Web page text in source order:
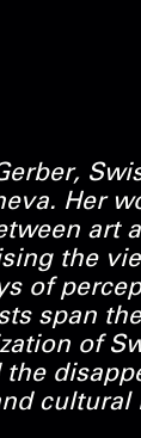
Her
art
the
of
span the
of
cultural